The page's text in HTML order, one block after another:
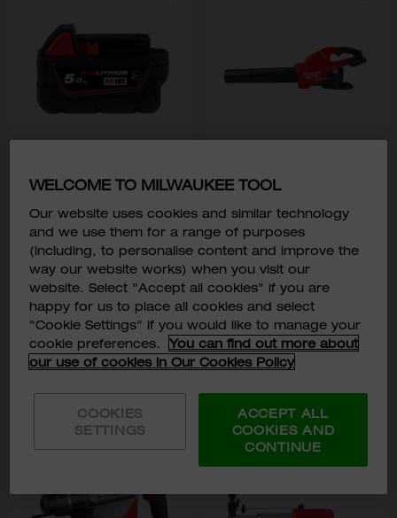
リー
M18B5-CR
￥14,800
税込価格: ￥16,280
型番M18B5-CR JP
入荷通知メールに登録す
る
ーブロワー
M18 F2BL
￥44,800
税込価格: ￥49,280
型番M18 F2BL-0 JP
WELCOME TO MILWAUKEE TOOL
Our website uses cookies and similar technology
and we use them for a range of purposes
(including, to personalise content and improve the
way our website works) when you visit our
website. Select "Accept all cookies" if you are
happy for us to place all cookies and select
"Cookie Settings" if you would like to manage your
cookie preferences.
You can find out more about
our use of cookies in Our Cookies Policy
COOKIES
SETTINGS
ACCEPT ALL
COOKIES AND
CONTINUE